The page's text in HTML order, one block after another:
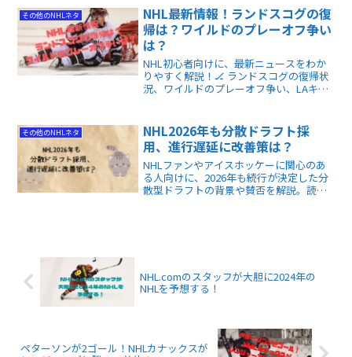
（笑）。各チームのGMは現状をどう捉え
ているのでしょうか。
その他のNHLネタ
NHL最新情報！ランドスコグの復
帰は？ワイルドのプレーオフ争い
は？
NHL初心者向けに、最新ニュースをわか
りやすく解説！🏒 ランドスコグの復帰状
況、ワイルドのプレーオフ争い、LAキン
理解できます！ NHLは面白いですよ！
その他のNHLネタ
NHL2026年も分散ドラフト採
用、進行遅延に改善策は？
NHLファンやアイスホッケーに関心のあ
る人向けに、2026年も続行が決定した分
散型ドラフトの背景や賛否を解説。読む
NHL.comのスタッフが大胆に2024年の
NHLを予想する！
ペターソンが2ゴール！NHLカナックスが